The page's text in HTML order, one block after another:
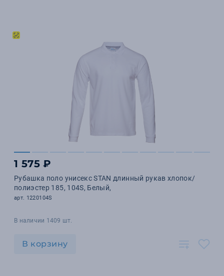
1 575 ₽
Рубашка поло унисекс STAN длинный рукав хлопок/
полиэстер 185, 104S, Белый,
арт. 1220104S
В наличии 1409 шт.
В корзину